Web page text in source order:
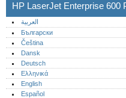
HP LaserJet Enterprise 600
العربية
Български
Čeština
Dansk
Deutsch
Ελληνικά
English
Español